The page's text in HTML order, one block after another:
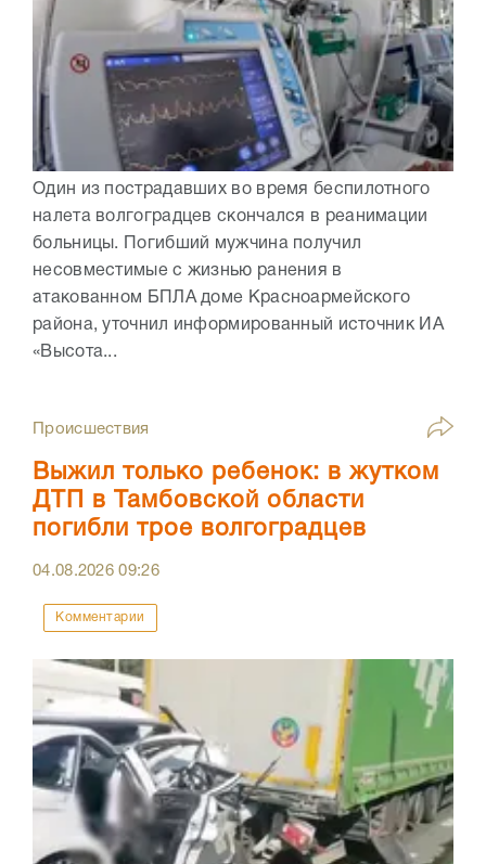
Один из пострадавших во время беспилотного
налета волгоградцев скончался в реанимации
больницы. Погибший мужчина получил
несовместимые с жизнью ранения в
атакованном БПЛА доме Красноармейского
района, уточнил информированный источник ИА
«Высота...
Происшествия
Выжил только ребенок: в жутком
ДТП в Тамбовской области
погибли трое волгоградцев
04.08.202609:26
Комментарии